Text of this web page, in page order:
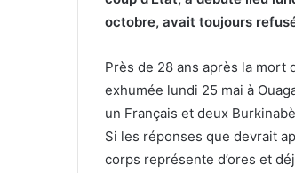
octobre, avait toujours
Près de 28 ans après la mort
exhumée lundi 25 mai à
un Français et deux
Si les réponses que devrait
corps représente d’ores et